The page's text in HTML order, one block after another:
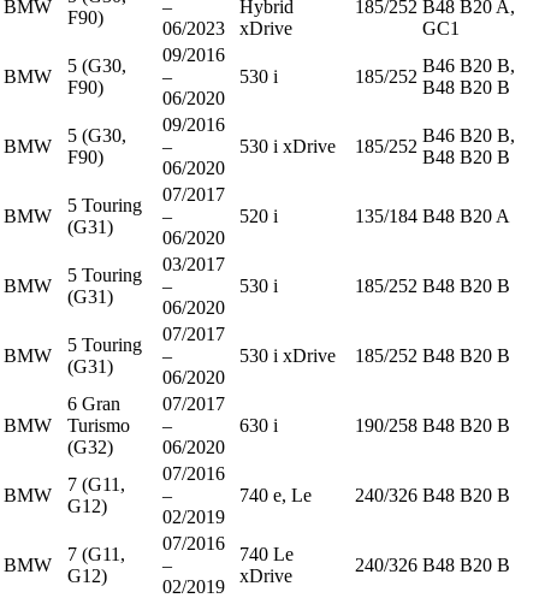
BMW
F90)
–
06/2023
Hybrid
xDrive
185/252 B48 B20 A,
GC1
BMW
5 (G30,
F90)
09/2016
–
06/2020
530 i 185/252
B46 B20 B,
B48 B20 B
BMW
5 (G30,
F90)
09/2016
–
06/2020
530 i xDrive 185/252
B46 B20 B,
B48 B20 B
BMW
5 Touring
(G31)
07/2017
–
06/2020
520 i 135/184 B48 B20 A
BMW
5 Touring
(G31)
03/2017
–
06/2020
530 i 185/252 B48 B20 B
BMW
5 Touring
(G31)
07/2017
–
06/2020
530 i xDrive 185/252 B48 B20 B
BMW
6 Gran
Turismo
(G32)
07/2017
–
06/2020
630 i 190/258 B48 B20 B
BMW
7 (G11,
G12)
07/2016
–
02/2019
740 e, Le 240/326 B48 B20 B
BMW
7 (G11,
G12)
07/2016
–
02/2019
740 Le
xDrive
240/326 B48 B20 B